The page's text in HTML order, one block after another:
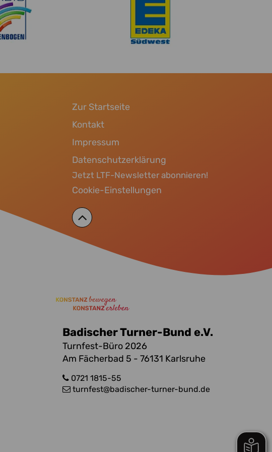
Zur Startseite
Kontakt
Impressum
Datenschutzerklärung
Jetzt LTF-Newsletter abonnieren!
Cookie-Einstellungen
Badischer Turner-Bund e.V.
Turnfest-Büro 2026
Am Fächerbad 5 - 76131 Karlsruhe
0721 1815-55
turnfest@badischer-turner-bund.de